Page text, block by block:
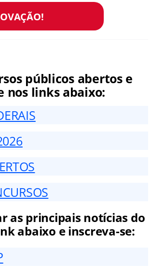
públicos abertos e
nos links abaixo:
as principais notícias do
abaixo e inscreva-se: